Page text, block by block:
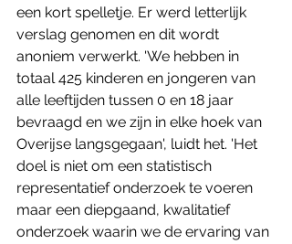
een kort spelletje. Er werd letterlijk
verslag genomen en dit wordt
anoniem verwerkt. 'We hebben in
totaal 425 kinderen en jongeren van
alle leeftijden tussen 0 en 18 jaar
bevraagd en we zijn in elke hoek van
Overijse langsgegaan', luidt het. 'Het
doel is niet om een statistisch
representatief onderzoek te voeren
maar een diepgaand, kwalitatief
onderzoek waarin we de ervaring van